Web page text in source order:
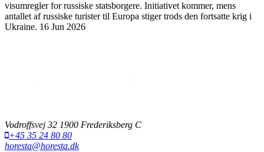
visumregler for russiske statsborgere. Initiativet kommer, mens
antallet af russiske turister til Europa stiger trods den fortsatte krig i
Ukraine. 16 Jun 2026
Vodroffsvej 32 1900 Frederiksberg C
+45 35 24 80 80
horesta@horesta.dk